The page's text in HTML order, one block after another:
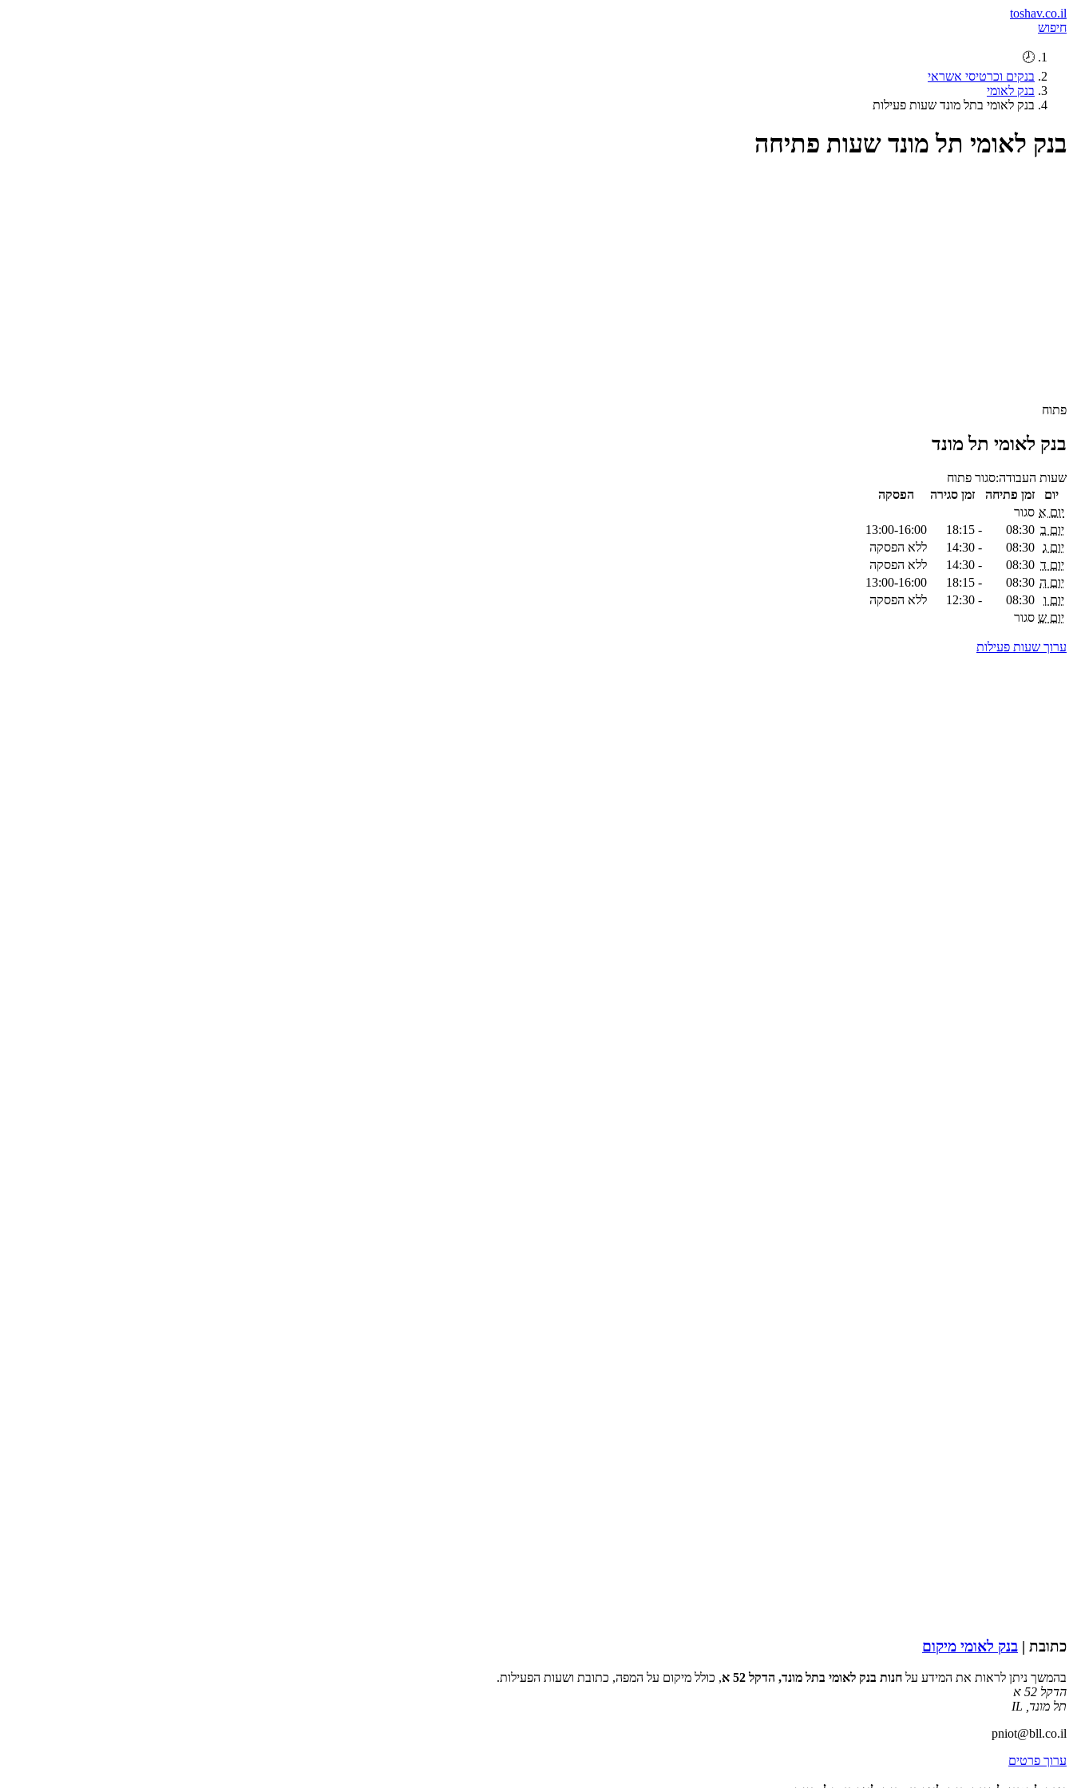
toshav.co.il
חיפוש
🕗
בנקים וכרטיסי אשראי
בנק לאומי
בנק לאומי בתל מונד שעות פעילות
בנק לאומי תל מונד שעות פתיחה
פתוח
בנק לאומי תל מונד
שעות העבודה:סגור פתוח
יום
זמן פתיחה זמן סגירה
הפסקה
יום א סגור
יום ב 08:30
-
18:15
13:00-16:00
יום ג 08:30
-
14:30
ללא הפסקה
יום ד 08:30
-
14:30
ללא הפסקה
יום ה 08:30
-
18:15
13:00-16:00
יום ו
08:30
-
12:30
ללא הפסקה
יום ש סגור
ערוך שעות פעילות
כתובת | בנק לאומי מיקום
בהמשך ניתן לראות את המידע על חנות בנק לאומי בתל מונד, הדקל 52 א
, כולל מיקום על המפה, כתובת ושעות הפעילות.
הדקל 52 א
תל מונד IL
pniot@bll.co.il
ערוך פרטים